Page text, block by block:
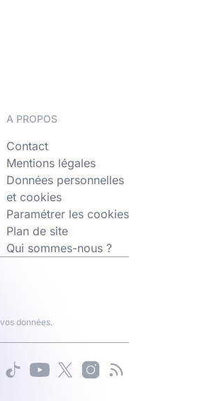
A PROPOS
Contact
Mentions légales
Données personnelles
et cookies
Paramétrer les cookies
Plan de site
Qui sommes-nous ?
données.